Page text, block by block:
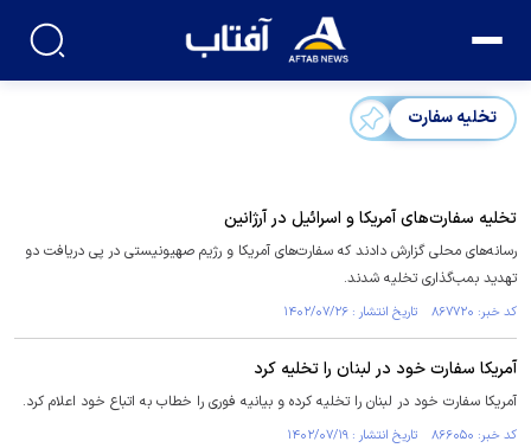
تخلیه سفارت
تخلیه سفارت‌های آمریکا و اسرائیل در آرژانین
رسانه‌های محلی گزارش دادند که سفارت‌های آمریکا و رژیم صهیونیستی در پی دریافت دو
تهدید بمب‌گذاری تخلیه شدند.
کد خبر: ۸۶۷۷۲۰ تاریخ انتشار : ۱۴۰۲/۰۷/۲۶
آمریکا سفارت خود در لبنان را تخلیه کرد
آمریکا سفارت خود در لبنان را تخلیه کرده و بیانیه فوری را خطاب به اتباع خود اعلام کرد.
کد خبر: ۸۶۶۰۵۰ تاریخ انتشار : ۱۴۰۲/۰۷/۱۹